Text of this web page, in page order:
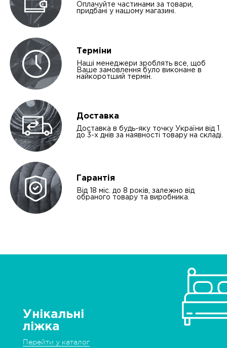
Оплачуйте частинами за товари,
придбані у нашому магазині.
Терміни
Наші менеджери зроблять все, щоб
Ваше замовлення було виконане в
найкоротший термін.
Доставка
Доставка в будь-яку точку України від 1
до 3-х днів за наявності товару на складі.
Гарантія
Від 18 міс. до 8 років, залежно від
обраного товару та виробника.
Унікальні
ліжка
Перейти у каталог